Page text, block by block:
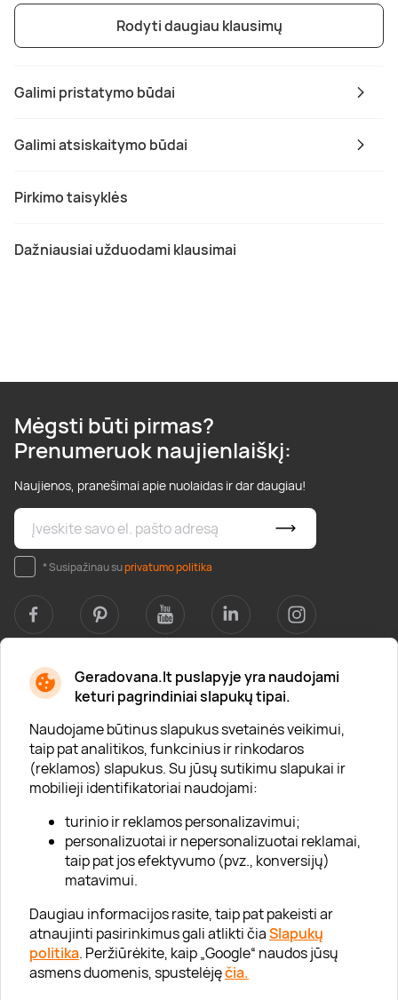
Geradovana.lt puslapyje yra naudojami
keturi pagrindiniai slapukų tipai.
Naudojame būtinus slapukus svetainės veikimui,
taip pat analitikos, funkcinius ir rinkodaros
(reklamos) slapukus. Su jūsų sutikimu slapukai ir
mobilieji identifikatoriai naudojami:
turinio ir reklamos personalizavimui;
personalizuotai ir nepersonalizuotai reklamai,
taip pat jos efektyvumo (pvz., konversijų)
matavimui.
Daugiau informacijos rasite, taip pat pakeisti ar
atnaujinti pasirinkimus gali atlikti čiaSlapukų
politika. Peržiūrėkite, kaip „Google“ naudos jūsų
asmens duomenis, spustelėjęčia.
Galimi pristatymo būdai
Galimi atsiskaitymo būdai
Pirkimo taisyklės
Dažniausiai užduodami klausimai
Rodyti daugiau klausimų
Mėgsti būti pirmas?
Prenumeruok naujienlaiškį:
Naujienos, pranešimai apie nuolaidas ir dar daugiau!
* Susipažinau suprivatumo politika
Apie mus
Apie „Gera Dovana“
Lojalumo klubas
Karjera
Visi partneriai
Kontaktai
Tinklaraštis
Informacija